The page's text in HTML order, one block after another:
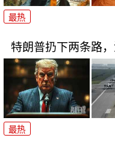
最热
特朗普扔下两条路
最热